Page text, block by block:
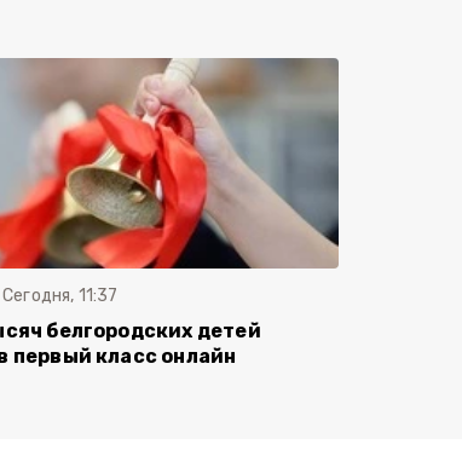
Сегодня, 11:37
белгородских детей
первый класс онлайн